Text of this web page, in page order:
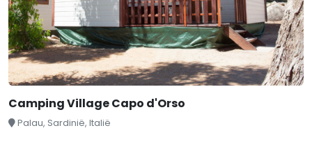
Camping Village Capo d'Orso
Palau, Sardinië, Italië